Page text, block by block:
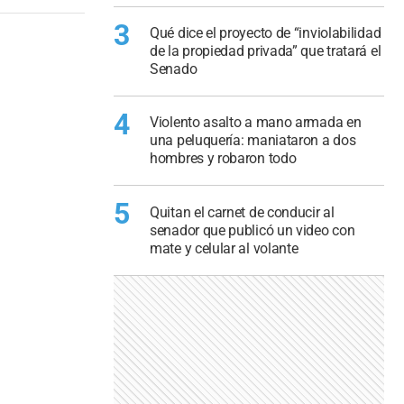
3
Qué dice el proyecto de “inviolabilidad
de la propiedad privada” que tratará el
Senado
4
Violento asalto a mano armada en
una peluquería: maniataron a dos
hombres y robaron todo
5
Quitan el carnet de conducir al
senador que publicó un video con
mate y celular al volante